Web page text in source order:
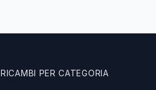
RICAMBI PER CATEGORIA